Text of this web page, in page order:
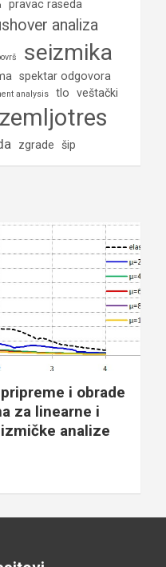
pravac raseda
analiza
seizmika
spektar odgovora
analysis tlo veštački
zemljotres
zgrade šip
i obrade
za linearne i
analize